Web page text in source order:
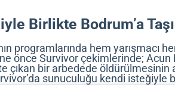
Birlikte Bodrum’a
programlarında hem yarışmacı
önce Survivor çekimlerinde;
çıkan bir arbedede
sunuculuğu kendi isteğiyle